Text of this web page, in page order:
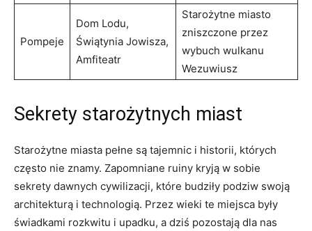
Pompeje
Dom Lodu,​
Świątynia Jowisza,
Amfiteatr
Starożytne miasto
zniszczone przez
wybuch wulkanu
Wezuwiusz
Sekrety starożytnych miast
Starożytne miasta pełne są⁢ tajemnic‍ i historii, których
często nie ⁢znamy.‍ Zapomniane ruiny kryją w sobie
sekrety dawnych ⁣cywilizacji, które⁣ budziły podziw swoją
architekturą i technologią. Przez wieki te ‍miejsca były
świadkami rozkwitu⁣ i⁣ upadku, a dziś ⁢pozostają dla nas